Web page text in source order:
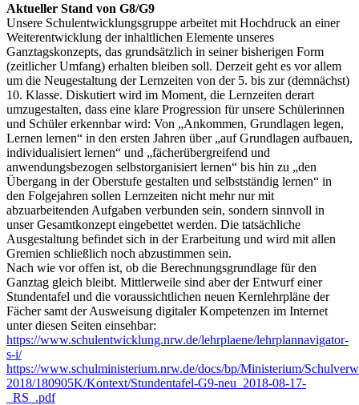
Aktueller Stand von G8/G9
Unsere Schulentwicklungsgruppe arbeitet mit Hochdruck an einer
Weiterentwicklung der inhaltlichen Elemente unseres
Ganztagskonzepts, das grundsätzlich in seiner bisherigen Form
(zeitlicher Umfang) erhalten bleiben soll. Derzeit geht es vor allem
um die Neugestaltung der Lernzeiten von der 5. bis zur (demnächst)
10. Klasse. Diskutiert wird im Moment, die Lernzeiten derart
umzugestalten, dass eine klare Progression für unsere Schülerinnen
und Schüler erkennbar wird: Von „Ankommen, Grundlagen legen,
Lernen lernen“ in den ersten Jahren über „auf Grundlagen aufbauen,
individualisiert lernen“ und „fächerübergreifend und
anwendungsbezogen selbstorganisiert lernen“ bis hin zu „den
Übergang in der Oberstufe gestalten und selbstständig lernen“ in
den Folgejahren sollen Lernzeiten nicht mehr nur mit
abzuarbeitenden Aufgaben verbunden sein, sondern sinnvoll in
unser Gesamtkonzept eingebettet werden. Die tatsächliche
Ausgestaltung befindet sich in der Erarbeitung und wird mit allen
Gremien schließlich noch abzustimmen sein.
Nach wie vor offen ist, ob die Berechnungsgrundlage für den
Ganztag gleich bleibt. Mittlerweile sind aber der Entwurf einer
Stundentafel und die voraussichtlichen neuen Kernlehrpläne der
Fächer samt der Ausweisung digitaler Kompetenzen im Internet
unter diesen Seiten einsehbar:
https://www.schulentwicklung.nrw.de/lehrplaene/lehrplannavigator-
s-i/
https://www.schulministerium.nrw.de/docs/bp/Ministerium/
2018/180905K/Kontext/Stundentafel-G9-neu_2018-08-17-
_RS_.pdf